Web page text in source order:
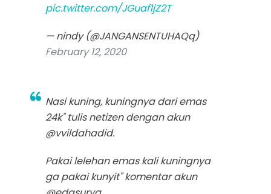
pic.twitter.com/JGuaf1jZ2T
— nindy (@JANGANSENTUHAQq)
February 12, 2020
Nasi kuning, kuningnya dari emas
24k" tulis netizen dengan akun
@vvildahadid.
Pakai lelehan emas kali kuningnya
ga pakai kunyit" komentar akun